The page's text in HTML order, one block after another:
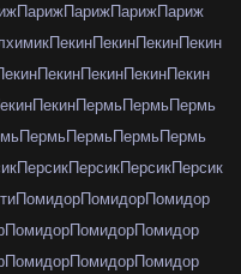
ПарижПарижПарижПариж
ПекинПекинПекинПекин
ПекинПекинПекинПекин
ПекинПермьПермьПермь
ПермьПермьПермьПермь
ПерсикПерсикПерсикПерсик
ПомидорПомидорПомидор
ПомидорПомидорПомидор
ПомидорПомидорПомидор